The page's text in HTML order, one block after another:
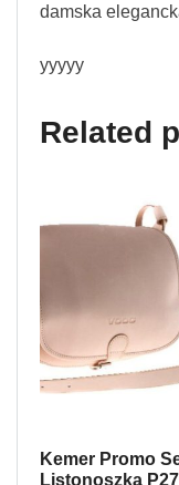
damska
yyyyy
Related
Kemer Promo
Listonoszka